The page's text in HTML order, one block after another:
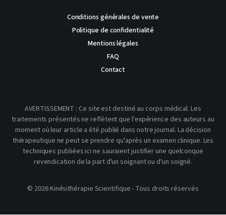
Conditions générales de vente
Politique de confidentialité
Mentions légales
FAQ
Contact
AVERTISSEMENT : Ce site est destiné au corps médical. Les
traitements présentés ne reflètent que l'expérience des auteurs au
moment où leur article a été publié dans notre journal. La décision
thérapeutique ne peut se prendre qu'après un examen clinique. Les
techniques publiées ici ne sauraient justifier une quelconque
revendication de la part d'un soignant ou d'un soigné.
© 2026 Kinésithérapie Scientifique - Tous droits réservés